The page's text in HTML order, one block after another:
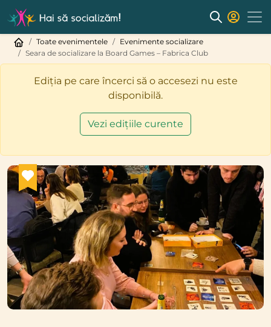
Toate evenimentele
Evenimente socializare
Seara de socializare la Board Games – Fabrica Club
Ediția pe care încerci să o accesezi nu este
disponibilă.
Vezi edițiile curente